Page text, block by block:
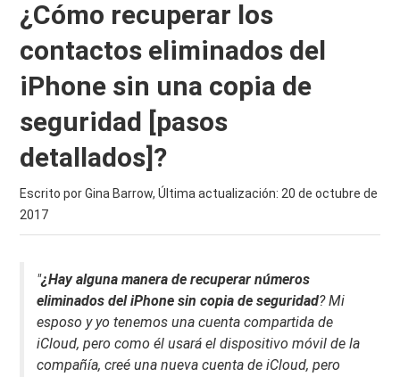
¿Cómo recuperar los
contactos eliminados del
iPhone sin una copia de
seguridad [pasos
detallados]?
Escrito por Gina Barrow, Última actualización: 20 de octubre de
2017
"¿Hay alguna manera de recuperar números
eliminados del iPhone sin copia de seguridad? Mi
esposo y yo tenemos una cuenta compartida de
iCloud, pero como él usará el dispositivo móvil de la
compañía, creé una nueva cuenta de iCloud, pero